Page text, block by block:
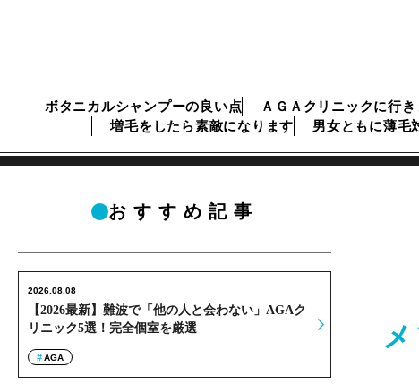
ボタニカルシャンプーの良い点 ＡＧＡクリニックに行き
増毛をしたら素敵になります
男女ともに薄毛
おすすめ記事
【2026最新】難波で「他の人と会わない」AGAク
リニック5選！完全個室を厳選
2026.08.08
AGA